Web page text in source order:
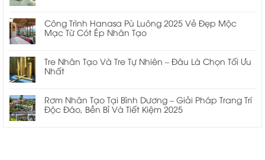
Công Trình Hanasa Pù Luông 2025 Vẻ Đẹp Mộc
Mạc Từ Cót Ép Nhân Tạo
Tre Nhân Tạo Và Tre Tự Nhiên – Đâu Là Chọn Tối Ưu
Nhất
Rơm Nhân Tạo Tại Bình Dương – Giải Pháp Trang Trí
Độc Đáo, Bền Bỉ Và Tiết Kiệm 2025